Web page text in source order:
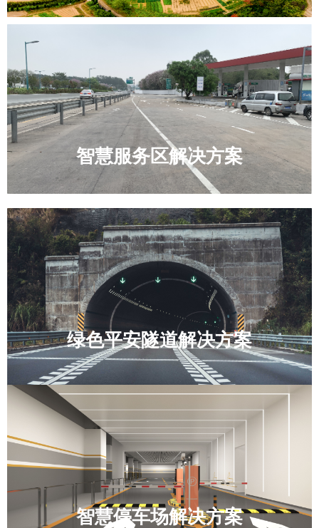
智慧服务区解决方案
绿色平安隧道解决方案
智慧停车场解决方案